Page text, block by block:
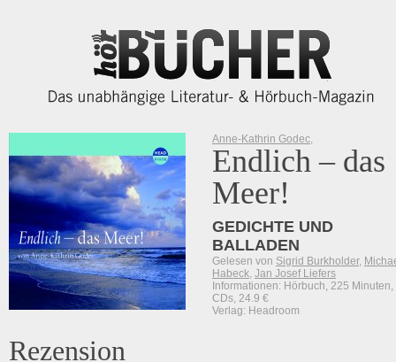
Anne-Kathrin Godec,
Endlich – das
Meer!
GEDICHTE UND
BALLADEN
Gelesen von Sigrid Burkholder,
Habeck, Jan Josef Liefers
Informationen: Hörbuch, 225 Minuten,
CDs, 24.9 €
Verlag: Headroom
Rezension